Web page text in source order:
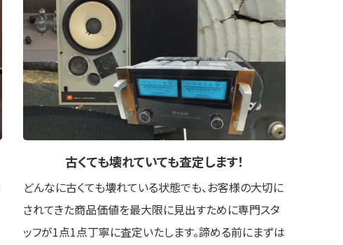
古くても壊れていても査定します！
どんなに古くても壊れている状態でも、お客様の大切に
されてきた商品価値を最大限に見出すために専門スタ
ッフが1点1点丁寧に査定いたします。諦める前にまずは